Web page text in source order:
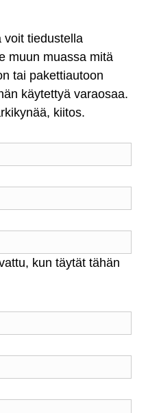
voit tiedustella
muun muassa mitä
tai pakettiautoon
käytettyä varaosaa.
kiitos.
kun täytät tähän